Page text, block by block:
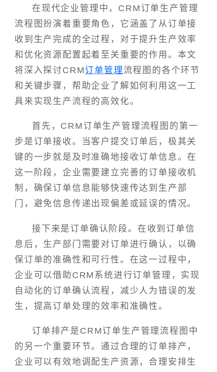
在现代企业管理中，CRM订单生产管理
流程图扮演着重要角色，它涵盖了从订单接
收到生产完成的全过程，对于提升生产效率
和优化资源配置起着至关重要的作用。本文
将深入探讨CRM订单管理 流程图的各个环节
和关键步骤，帮助企业了解如何利用这一工
具来实现生产流程的高效化。
首先，CRM订单生产管理流程图的第一
步是订单接收。当客户提交订单后，极其关
键的一步就是及时准确地接收订单信息。在
这一阶段，企业需要建立完善的订单接收机
制，确保订单信息能够快速传达到生产部
门，避免信息传递出现偏差或延误的情况。
接下来是订单确认阶段。在收到订单信
息后，生产部门需要对订单进行确认，以确
保订单的准确性和可行性。在这一过程中，
企业可以借助CRM系统进行订单管理，实现
自动化的订单确认流程，减少人为错误的发
生，提高订单处理的效率和准确性。
订单排产是CRM订单生产管理流程图中
的另一个重要环节。通过合理的订单排产，
企业可以有效地调配生产资源，合理安排生